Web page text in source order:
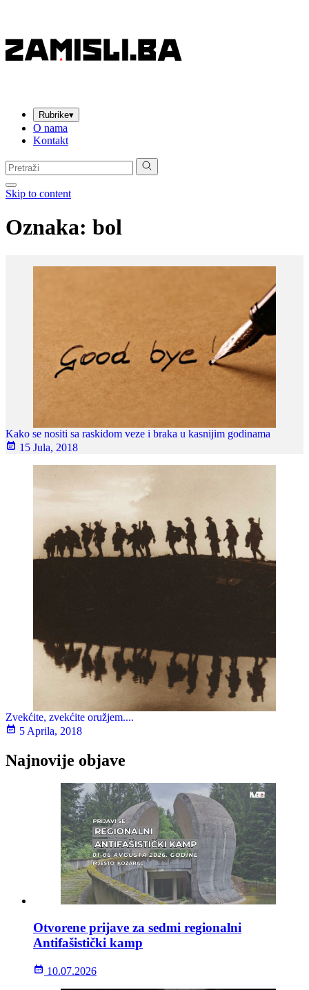
Rubrike▾
O nama
Kontakt
Pretraga:
Skip to content
Oznaka: bol
Kako se nositi sa raskidom veze i braka u kasnijim godinama
15 Jula, 2018
Zvekćite, zvekćite oružjem....
5 Aprila, 2018
Najnovije objave
Otvorene prijave za sedmi regionalni
Antifašistički kamp
10.07.2026